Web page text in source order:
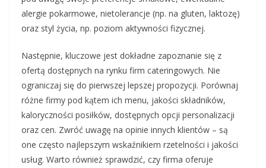
alergie pokarmowe, nietolerancje (np. na gluten, laktozę)
oraz styl życia, np. poziom aktywności fizycznej.
Następnie, kluczowe jest dokładne zapoznanie się z
ofertą dostępnych na rynku firm cateringowych. Nie
ograniczaj się do pierwszej lepszej propozycji. Porównaj
różne firmy pod kątem ich menu, jakości składników,
kaloryczności posiłków, dostępnych opcji personalizacji
oraz cen. Zwróć uwagę na opinie innych klientów – są
one często najlepszym wskaźnikiem rzetelności i jakości
usług. Warto również sprawdzić, czy firma oferuje